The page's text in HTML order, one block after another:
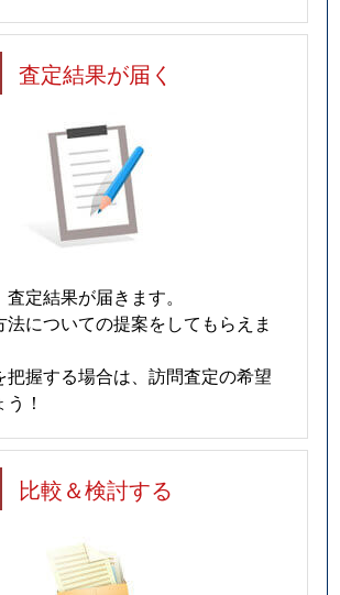
査定結果が届く
定結果が届きます。
法についての提案をしてもらえま
把握する場合は、訪問査定の希望
！
比較＆検討する